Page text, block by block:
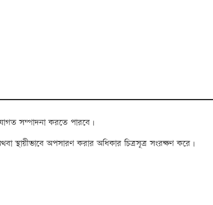
সম্পাদনা করতে পারবে।
স্থায়ীভাবে অপসারণ করার অধিকার চিত্রসূত্র সংরক্ষণ করে।